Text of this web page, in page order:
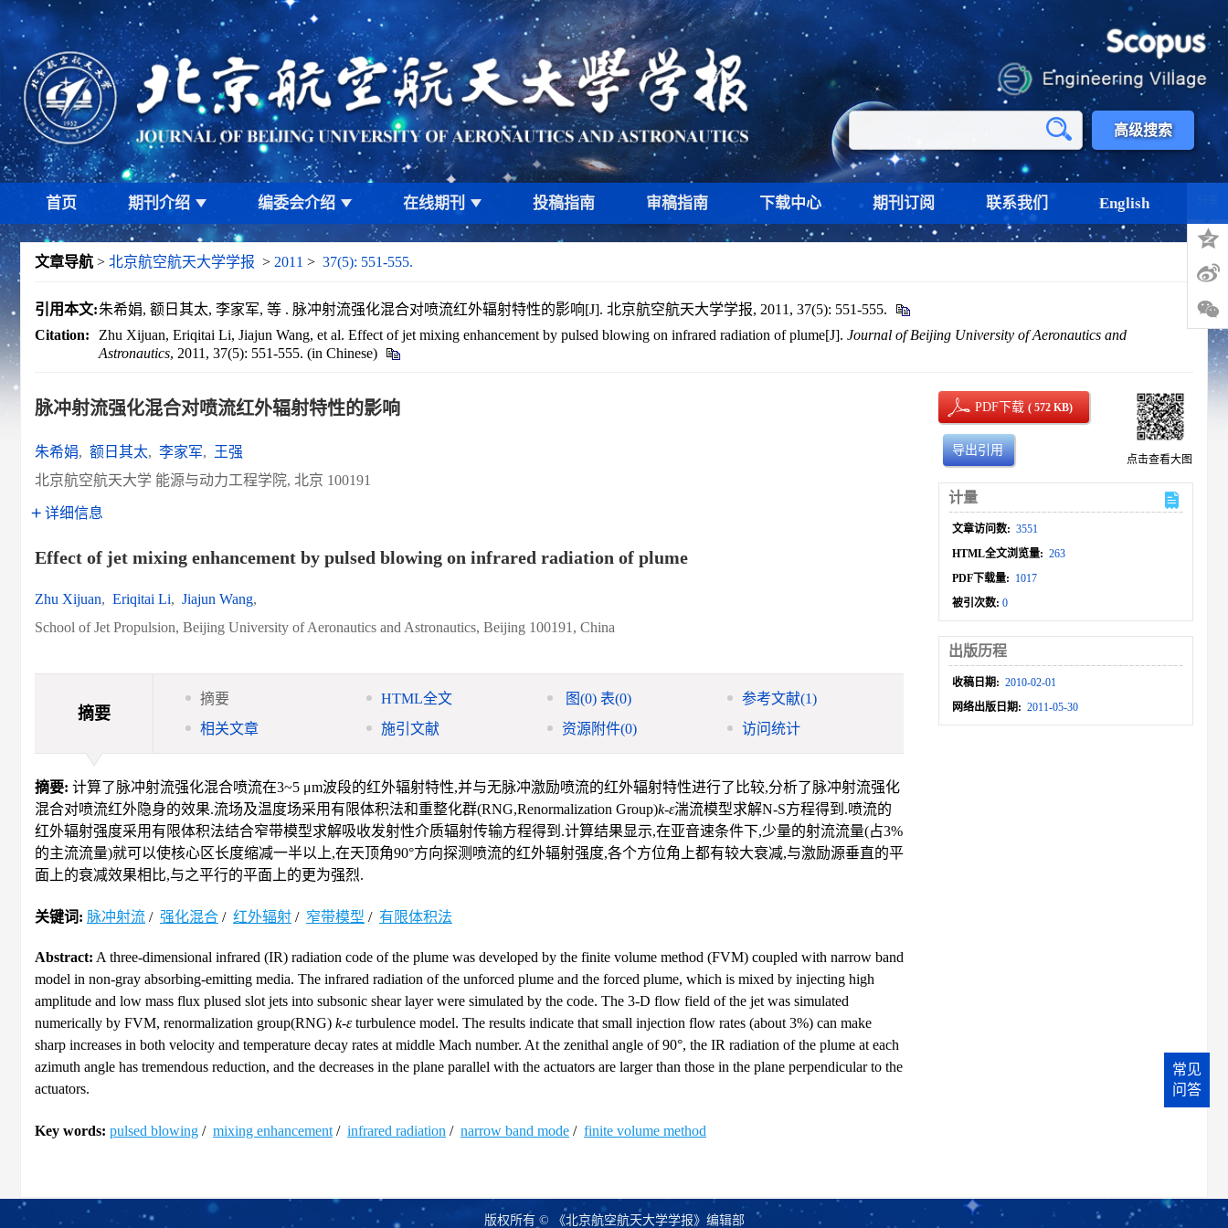
高级搜索
首页 期刊介绍 编委会介绍 在线期刊 投稿指南 审稿指南 下载中心 期刊订阅 联系我们 English
文章导航 > 北京航空航天大学学报 > 2011 > 37(5): 551-555.
引用本文:朱希娟, 额日其太, 李家军, 等 . 脉冲射流强化混合对喷流红外辐射特性的影响[J]. 北京航空航天大学学报, 2011, 37(5): 551-555.
Citation:
Zhu Xijuan, Eriqitai Li, Jiajun Wang, et al. Effect of jet mixing enhancement by pulsed blowing on infrared radiation of plume[J]. Journal of Beijing University of Aeronautics and
Astronautics, 2011, 37(5): 551-555. (in Chinese)
脉冲射流强化混合对喷流红外辐射特性的影响
朱希娟, 额日其太, 李家军,
王强
北京航空航天大学 能源与动力工程学院, 北京 100191
详细信息
Effect of jet mixing enhancement by pulsed blowing on infrared radiation of plume
Zhu Xijuan, Eriqitai Li, Jiajun Wang,
School of Jet Propulsion, Beijing University of Aeronautics and Astronautics, Beijing 100191, China
摘要
摘要 HTML全文 图(0)表(0) 参考文献(1)
相关文章
施引文献 资源附件(0) 访问统计
摘要: 计算了脉冲射流强化混合喷流在3~5 μm波段的红外辐射特性,并与无脉冲激励喷流的红外辐射特性进行了比较,分析了脉冲射流强化
混合对喷流红外隐身的效果.流场及温度场采用有限体积法和重整化群(RNG,Renormalization Group)k-ε湍流模型求解N-S方程得到.喷流的
红外辐射强度采用有限体积法结合窄带模型求解吸收发射性介质辐射传输方程得到.计算结果显示,在亚音速条件下,少量的射流流量(占3%
的主流流量)就可以使核心区长度缩减一半以上,在天顶角90°方向探测喷流的红外辐射强度,各个方位角上都有较大衰减,与激励源垂直的平
面上的衰减效果相比,与之平行的平面上的更为强烈.
关键词: 脉冲射流 / 强化混合 / 红外辐射 / 窄带模型 / 有限体积法
Abstract: A three-dimensional infrared (IR) radiation code of the plume was developed by the finite volume method (FVM) coupled with narrow band
model in non-gray absorbing-emitting media. The infrared radiation of the unforced plume and the forced plume, which is mixed by injecting high
amplitude and low mass flux plused slot jets into subsonic shear layer were simulated by the code. The 3-D flow field of the jet was simulated
numerically by FVM, renormalization group(RNG) k-εturbulence model. The results indicate that small injection flow rates (about 3%) can make
sharp increases in both velocity and temperature decay rates at middle Mach number. At the zenithal angle of 90°, the IR radiation of the plume at each
azimuth angle has tremendous reduction, and the decreases in the plane parallel with the actuators are larger than those in the plane perpendicular to the
actuators.
Key words: pulsed blowing / mixing enhancement / infrared radiation / narrow band mode / finite volume method
PDF下载( 572 KB)
导出引用
点击查看大图
计量
文章访问数: 3551
HTML全文浏览量: 263
PDF下载量: 1017
被引次数:0
出版历程
收稿日期: 2010-02-01
网络出版日期: 2011-05-30
常见
问答
版权所有 © 《北京航空航天大学学报》编辑部